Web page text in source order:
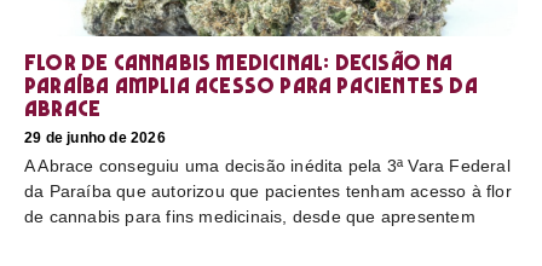
Flor de cannabis medicinal: decisão na
Paraíba amplia acesso para pacientes da
Abrace
29 de junho de 2026
A Abrace conseguiu uma decisão inédita pela 3ª Vara Federal
da Paraíba que autorizou que pacientes tenham acesso à flor
de cannabis para fins medicinais, desde que apresentem